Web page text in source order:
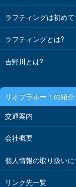
ラフティングは初め
ラフティングとは?
吉野川とは?
リオブラボー！の紹介
交通案内
会社概要
個人情報の取り扱いに
リンク先一覧